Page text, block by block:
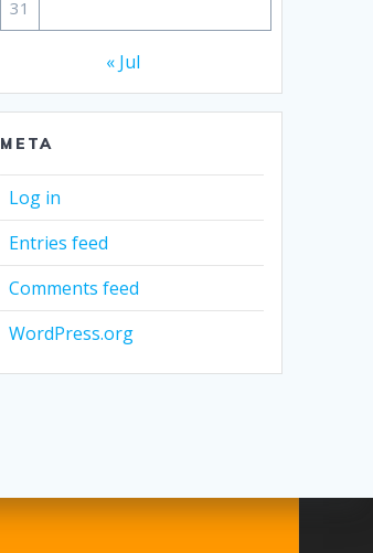
31
« Jul
META
Log in
Entries feed
Comments feed
WordPress.org